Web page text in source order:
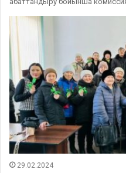
29.02.2024